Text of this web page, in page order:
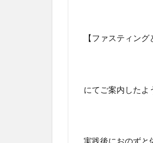
【ファスティン
にてご案内したよ
実践後におのずと